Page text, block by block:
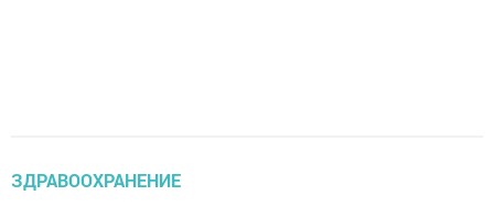
ЗДРАВООХРАНЕНИЕ